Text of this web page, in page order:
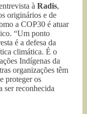
à Radis,
originários e de
a COP30 é atuar
“Um ponto
é a defesa da
climática. É o
Indígenas da
organizações têm
proteger os
ser reconhecida